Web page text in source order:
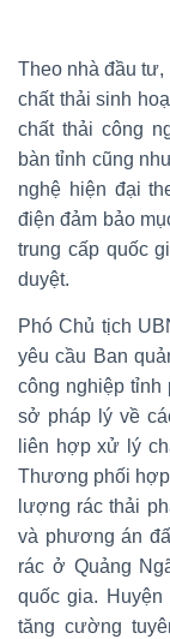
Theo nhà đầu
chất thải sinh
chất thải công
bàn tỉnh cũng
nghệ hiện đại
điện đảm bảo
trung cấp quốc
duyệt.
Phó Chủ tịch
yêu cầu Ban
công nghiệp
sở pháp lý về
liên hợp xử lý
Thương phối
lượng rác thải
và phương án
rác ở Quảng
quốc gia.
tăng cường